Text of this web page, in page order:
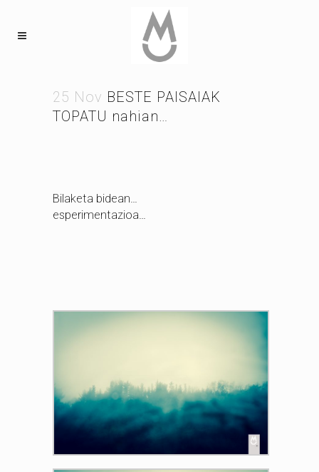
25 Nov BESTE PAISAIAK
TOPATU nahian…
Bilaketa bidean…
esperimentazioa…